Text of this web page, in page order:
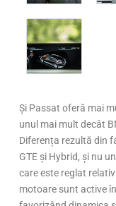
Și Passat oferă mai
unul mai mult decât
Diferența rezultă din
GTE și Hybrid, și nu
care este reglat
motoare sunt active